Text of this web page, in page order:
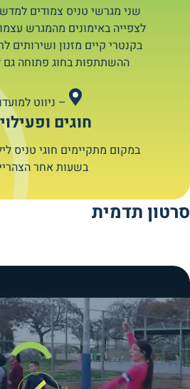
שני מגרשי טניס צמודים
לצפייה באימונים מהמגרש
בקנטרי קיים מזנון ושירותים
ההשתתפות בחוג פתוחה גם
– ניווט
חוגים
במקום מתקיימים חוגי טניס
בשעות אחר
סרטון תדמית